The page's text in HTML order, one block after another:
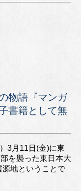
物語『マンガ
書籍として無
3月11日(金)に東
を襲った東日本大
源地ということで